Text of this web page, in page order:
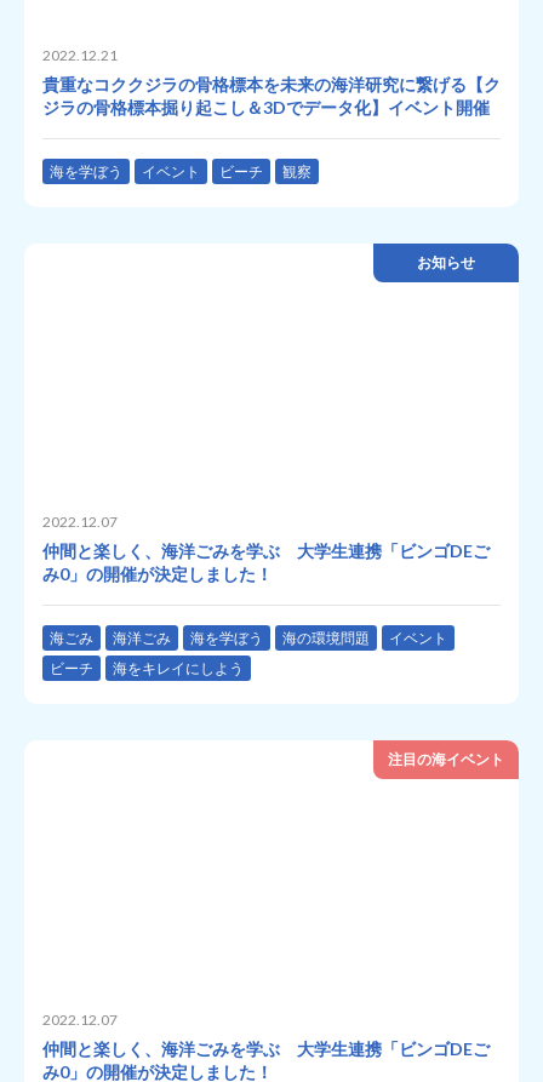
2022.12.21
貴重なコククジラの骨格標本を未来の海洋研究に繋げる【ク
ジラの骨格標本掘り起こし＆3Dでデータ化】イベント開催
海を学ぼう イベント ビーチ 観察
お知らせ
2022.12.07
仲間と楽しく、海洋ごみを学ぶ 大学生連携「ビンゴDEご
み0」の開催が決定しました！
海ごみ 海洋ごみ 海を学ぼう 海の環境問題
イベント
ビーチ
海をキレイにしよう
注目の海イベント
2022.12.07
仲間と楽しく、海洋ごみを学ぶ 大学生連携「ビンゴDEご
み0」の開催が決定しました！